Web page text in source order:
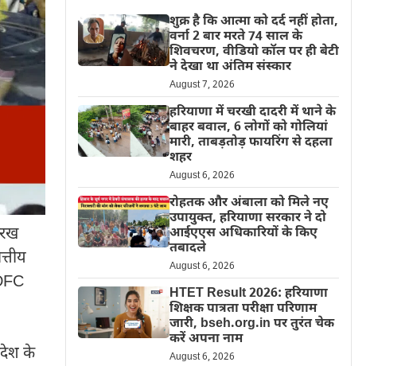
के
शुक्र है कि आत्मा को दर्द नहीं होता,
वर्ना 2 बार मरते 74 साल के
शिवचरण, वीडियो कॉल पर ही बेटी
ने देखा था अंतिम संस्कार
August 7, 2026
हरियाणा में चरखी दादरी में थाने के
बाहर बवाल, 6 लोगों को गोलियां
मारी, ताबड़तोड़ फायरिंग से दहला
शहर
August 6, 2026
रोहतक और अंबाला को मिले नए
उपायुक्त, हरियाणा सरकार ने दो
आईएएस अधिकारियों के किए
तबादले
August 6, 2026
HTET Result 2026: हरियाणा
शिक्षक पात्रता परीक्षा परिणाम
जारी, bseh.org.in पर तुरंत चेक
करें अपना नाम
August 6, 2026